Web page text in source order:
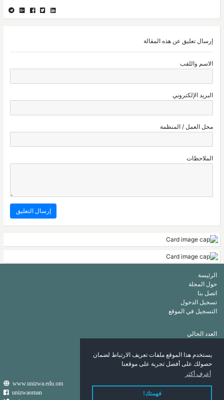
يستخدم هذا الموقع ملفات تعريف الارتباط لضمان
حصولك على أفضل تجربة على موقعنا
أعرف أكثر
فهمتك!
إرسال تعليق عن هذه المقالة
الاسم واللقب
البريد الإلكتروني
محل العمل / المنظمة
الملاحظات
الرئيسة
حول المجلة
اتصل بنا
تسجيل الدخول
التسجيل في الموقع
العدد الحالي
قائمة الكلمات الرئيسة
قائمة المؤلفين
www.unizwa.edu.om
unizwaoman